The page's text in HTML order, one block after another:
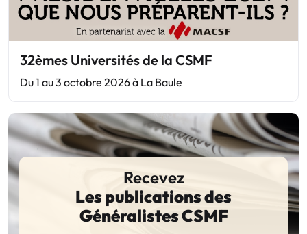
32èmes Universités de la CSMF
Du 1 au 3 octobre 2026 à La Baule
Recevez
Les publications des
Généralistes CSMF